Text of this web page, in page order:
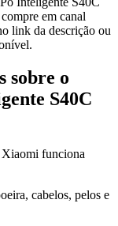
em canal
link da descrição ou
sobre o
S40C
funciona
cabelos, pelos e